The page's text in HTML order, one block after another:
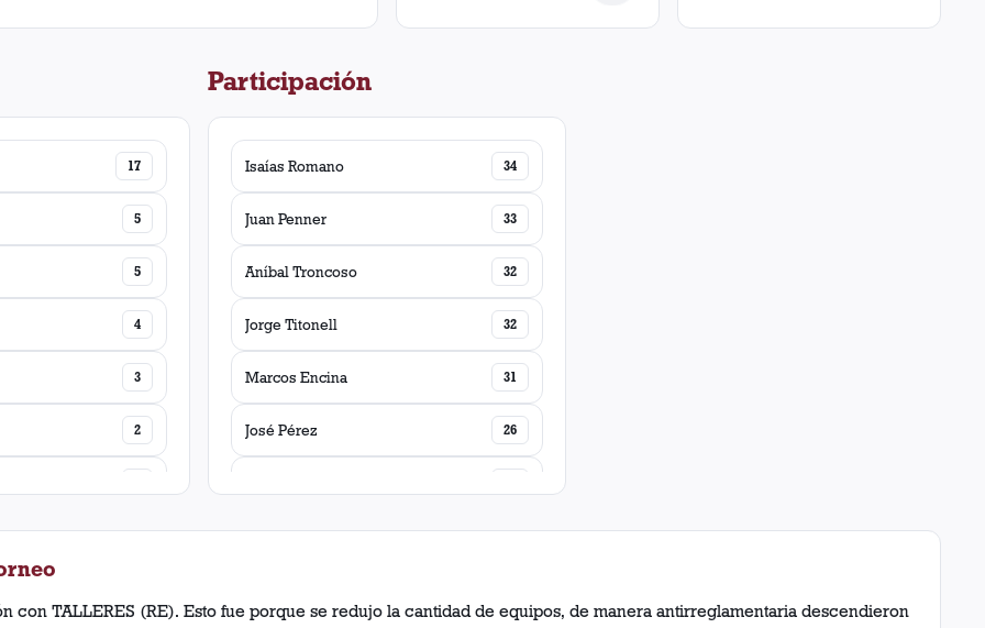
17
5
5
4
3
2
2
Participación
Isaías Romano 34
Juan Penner 33
Aníbal Troncoso 32
Jorge Titonell 32
Marcos Encina 31
José Pérez 26
Carlos Wilson 22
con TALLERES (RE). Esto fue porque se redujo la cantidad de equipos, de manera antirreglamentaria descendieron